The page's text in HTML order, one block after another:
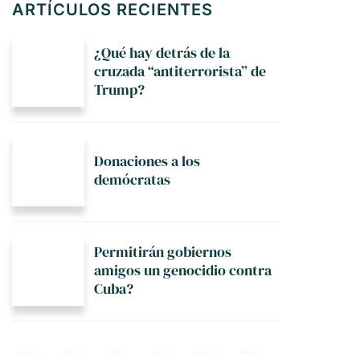
ARTÍCULOS RECIENTES
¿Qué hay detrás de la
cruzada “antiterrorista” de
Trump?
Donaciones a los
demócratas
Permitirán gobiernos
amigos un genocidio contra
Cuba?